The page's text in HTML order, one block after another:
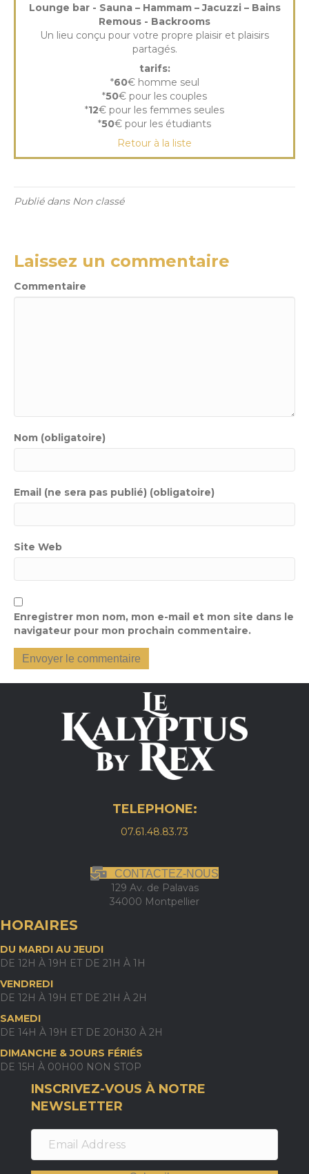
Lounge bar - Sauna – Hammam – Jacuzzi – Bains
Remous - Backrooms
Un lieu conçu pour votre propre plaisir et plaisirs
partagés.
tarifs:
*60€ homme seul
*50€ pour les couples
*12€ pour les femmes seules
*50€ pour les étudiants
Retour à la liste
Publié dans Non classé
Laissez un commentaire
Commentaire
Nom (obligatoire)
Email (ne sera pas publié) (obligatoire)
Site Web
Enregistrer mon nom, mon e-mail et mon site dans le
navigateur pour mon prochain commentaire.
TELEPHONE:
07.61.48.83.73
CONTACTEZ-NOUS
129 Av. de Palavas
34000 Montpellier
HORAIRES
DU MARDI AU JEUDI
DE 12H À 19H ET DE 21H À 1H
VENDREDI
DE 12H À 19H ET DE 21H À 2H
SAMEDI
DE 14H À 19H ET DE 20H30 À 2H
DIMANCHE & JOURS FÉRIÉS
DE 15H À 00H00 NON STOP
INSCRIVEZ-VOUS À NOTRE
NEWSLETTER